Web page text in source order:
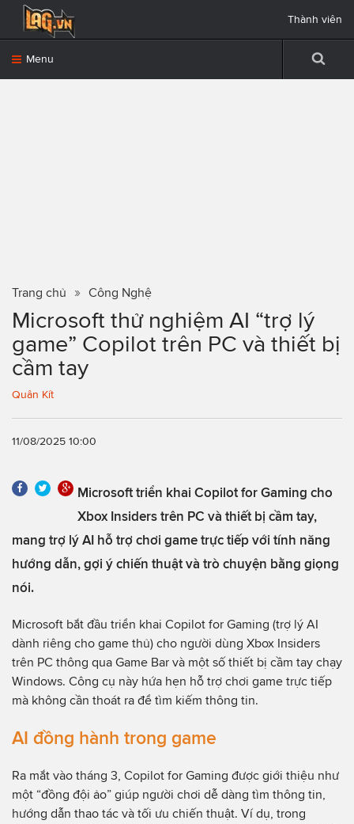
Menu
Thành viên
Trang chủ Công Nghệ
Microsoft thử nghiệm AI “trợ lý
game” Copilot trên PC và thiết bị
cầm tay
Quân Kít
11/08/2025 10:00
Microsoft triển khai Copilot for Gaming cho
Xbox Insiders trên PC và thiết bị cầm tay,
mang trợ lý AI hỗ trợ chơi game trực tiếp với tính năng
hướng dẫn, gợi ý chiến thuật và trò chuyện bằng giọng
nói.
Microsoft bắt đầu triển khai Copilot for Gaming (trợ lý AI
dành riêng cho game thủ) cho người dùng Xbox Insiders
trên PC thông qua Game Bar và một số thiết bị cầm tay chạy
Windows. Công cụ này hứa hẹn hỗ trợ chơi game trực tiếp
mà không cần thoát ra để tìm kiếm thông tin.
AI đồng hành trong game
Ra mắt vào tháng 3, Copilot for Gaming được giới thiệu như
một “đồng đội ảo” giúp người chơi dễ dàng tìm thông tin,
hướng dẫn thao tác và tối ưu chiến thuật. Ví dụ, trong